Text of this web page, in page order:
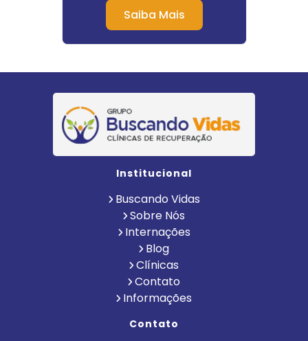
Saiba Mais
Institucional
Buscando Vidas
Sobre Nós
Internações
Blog
Clínicas
Contato
Informações
Contato